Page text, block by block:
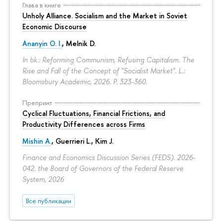
Глава в книге
Unholy Alliance. Socialism and the Market in Soviet
Economic Discourse
Ananyin O. I., Melnik D.
In bk.: Reforming Communism, Refusing Capitalism. The
Rise and Fall of the Concept of "Socialist Market". L.:
Bloomsbury Academic, 2026. P. 323-360.
Препринт
Cyclical Fluctuations, Financial Frictions, and
Productivity Differences across Firms
Mishin A., Guerrieri L., Kim J.
Finance and Economics Discussion Series (FEDS). 2026-
042. the Board of Governors of the Federal Reserve
System, 2026
Все публикации